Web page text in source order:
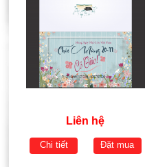
Liên hệ
Chi tiết Đặt mua